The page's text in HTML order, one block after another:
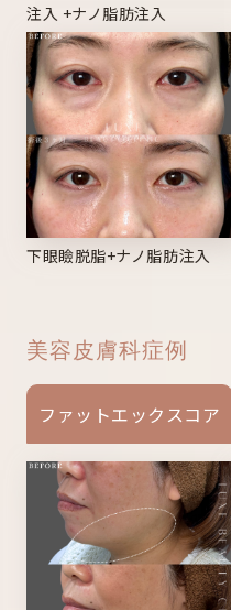
注入 +ナノ脂肪注入
下眼瞼脱脂+ナノ脂肪注入
美容皮膚科症例
ファットエックスコア